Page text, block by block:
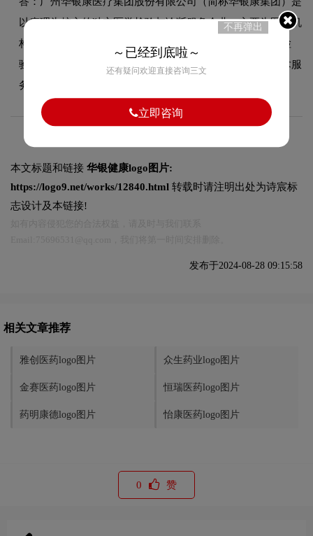
以病理为核心的独立医学检验与诊断服务企业。主要为医疗机
构、科研机构、医药企业，以及个人提供病理诊断、医学检
验、远程诊断、基因检测、临床研究、公卫筛查等专业技术服
务。
本文标题和链接 华银健康logo图片:
https://logo9.net/works/12840.html 转载时请注明出处为诗宸标
志设计及本链接!
发布于2024-08-28 09:15:58
相关文章推荐
雅创医药logo图片 众生药业logo图片
金赛医药logo图片 恒瑞医药logo图片
药明康德logo图片 怡康医药logo图片
0 赞
不再弹出
～已经到底啦～
还有疑问欢迎直接咨询三文
立即咨询